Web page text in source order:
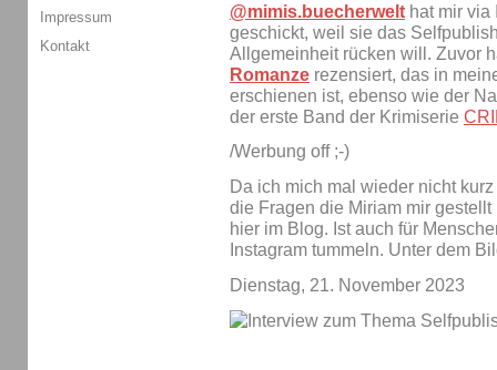
@mimis.buecherwelt hat mir via
geschickt, weil sie das
Allgemeinheit rücken will. Zuvor
Romanze rezensiert, das in
erschienen ist, ebenso wie der
der erste Band der Krimiserie
/Werbung off ;-)
Da ich mich mal wieder nicht
die Fragen die Miriam mir
hier im Blog. Ist auch für
Instagram tummeln. Unter dem
Dienstag, 21. November 2023
Impressum
Kontakt